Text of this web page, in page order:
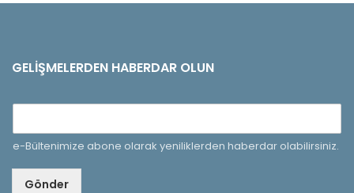
GELIŞMELERDEN HABERDAR OLUN
e-Bültenimize abone olarak yeniliklerden haberdar olabilirsiniz.
Gönder